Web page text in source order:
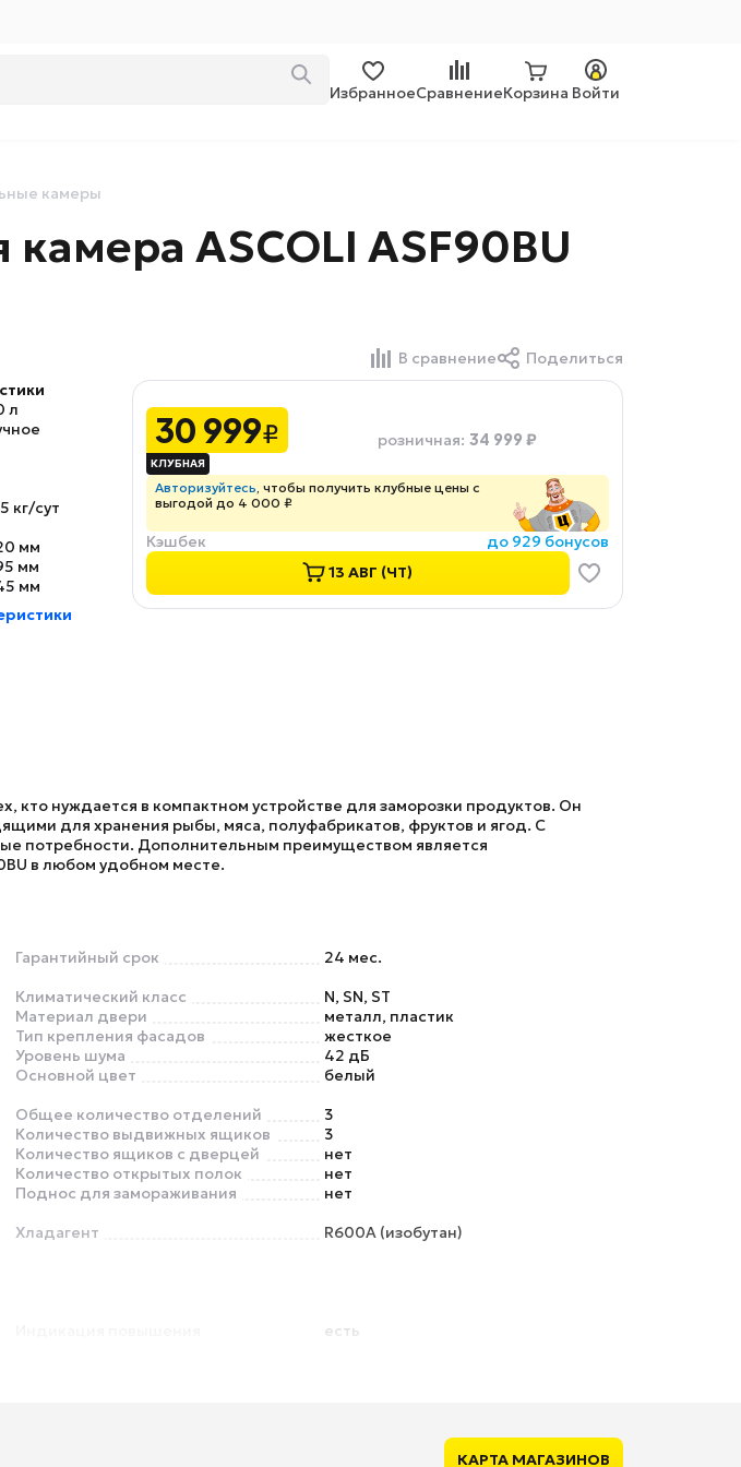
ИзбранноеСравнениеКорзина Войти
камеры
ASCOLI ASF90BU
В сравнение Поделиться
л
кг/сут
мм
мм
мм
30 999₽ розничная: 34 999 ₽
Авторизуйтесь, чтобы получить клубные цены с
выгодой до 4 000 ₽
Кэшбек
до 929 бонусов
13 АВГ (ЧТ)
кто нуждается в компактном устройстве для заморозки продуктов. Он
для хранения рыбы, мяса, полуфабрикатов, фруктов и ягод. С
потребности. Дополнительным преимуществом является
в любом удобном месте.
Гарантийный срок
24 мес.
Климатический класс
N, SN, ST
Материал двери
металл, пластик
Тип крепления фасадов
жесткое
Уровень шума
42 дБ
Основной цвет
белый
Общее количество отделений
3
Количество выдвижных ящиков
3
Количество ящиков с дверцей
нет
Количество открытых полок
нет
Поднос для замораживания
нет
Хладагент
R600A (изобутан)
есть
КАРТА МАГАЗИНОВ